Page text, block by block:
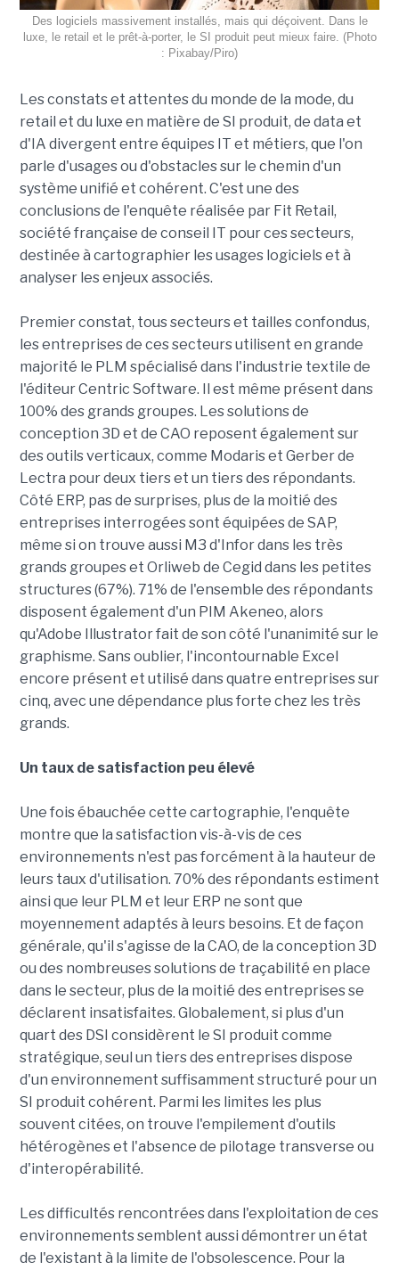
Des logiciels massivement installés, mais qui déçoivent. Dans le
luxe, le retail et le prêt-à-porter, le SI produit peut mieux faire. (Photo
: Pixabay/Piro)
Les constats et attentes du monde de la mode, du
retail et du luxe en matière de SI produit, de data et
d'IA divergent entre équipes IT et métiers, que l'on
parle d'usages ou d'obstacles sur le chemin d'un
système unifié et cohérent. C'est une des
conclusions de l'enquête réalisée par Fit Retail,
société française de conseil IT pour ces secteurs,
destinée à cartographier les usages logiciels et à
analyser les enjeux associés.
Premier constat, tous secteurs et tailles confondus,
les entreprises de ces secteurs utilisent en grande
majorité le PLM spécialisé dans l'industrie textile de
l'éditeur Centric Software. Il est même présent dans
100% des grands groupes. Les solutions de
conception 3D et de CAO reposent également sur
des outils verticaux, comme Modaris et Gerber de
Lectra pour deux tiers et un tiers des répondants.
Côté ERP, pas de surprises, plus de la moitié des
entreprises interrogées sont équipées de SAP,
même si on trouve aussi M3 d'Infor dans les très
grands groupes et Orliweb de Cegid dans les petites
structures (67%). 71% de l'ensemble des répondants
disposent également d'un PIM Akeneo, alors
qu'Adobe Illustrator fait de son côté l'unanimité sur le
graphisme. Sans oublier, l'incontournable Excel
encore présent et utilisé dans quatre entreprises sur
cinq, avec une dépendance plus forte chez les très
grands.
Un taux de satisfaction peu élevé
Une fois ébauchée cette cartographie, l'enquête
montre que la satisfaction vis-à-vis de ces
environnements n'est pas forcément à la hauteur de
leurs taux d'utilisation. 70% des répondants estiment
ainsi que leur PLM et leur ERP ne sont que
moyennement adaptés à leurs besoins. Et de façon
générale, qu'il s'agisse de la CAO, de la conception 3D
ou des nombreuses solutions de traçabilité en place
dans le secteur, plus de la moitié des entreprises se
déclarent insatisfaites. Globalement, si plus d'un
quart des DSI considèrent le SI produit comme
stratégique, seul un tiers des entreprises dispose
d'un environnement suffisamment structuré pour un
SI produit cohérent. Parmi les limites les plus
souvent citées, on trouve l'empilement d'outils
hétérogènes et l'absence de pilotage transverse ou
d'interopérabilité.
Les difficultés rencontrées dans l'exploitation de ces
environnements semblent aussi démontrer un état
de l'existant à la limite de l'obsolescence. Pour la